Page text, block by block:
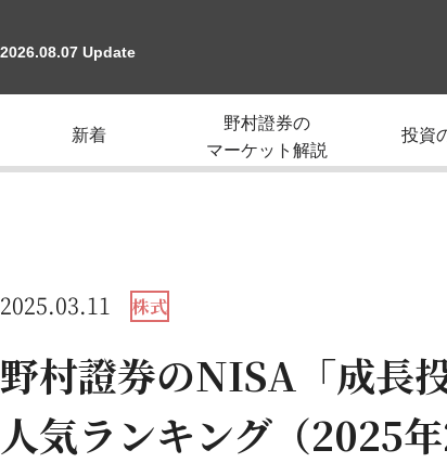
2026.08.07 Update
新着
野村證券の
マーケット解説
投資
2025.03.11 株式
野村證券のNISA「成長
人気ランキング（2025年